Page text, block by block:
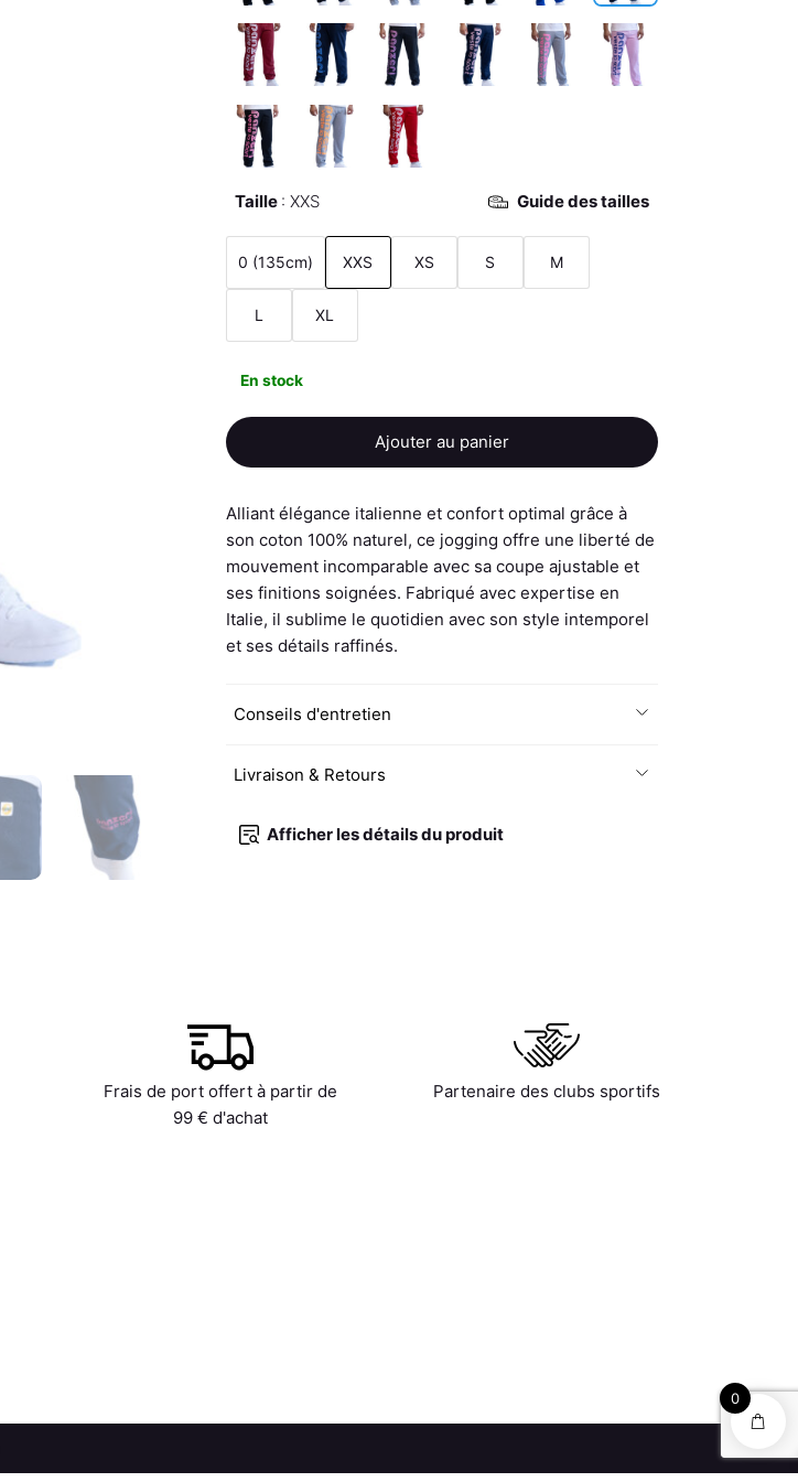
0
Taille Guide des tailles
XXS
0 (135cm) XXS XS S M
L XL
En stock
Ajouter au panier
Alliant élégance italienne et confort optimal grâce à
son coton 100% naturel, ce jogging offre une liberté de
mouvement incomparable avec sa coupe ajustable et
ses finitions soignées. Fabriqué avec expertise en
Italie, il sublime le quotidien avec son style intemporel
et ses détails raffinés.
Conseils d'entretien
Livraison & Retours
Afficher les détails du produit
Frais de port offert à partir de
99 € d'achat
Partenaire des clubs sportifs